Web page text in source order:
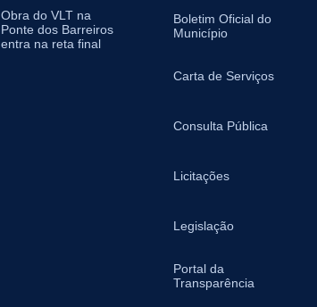
Obra do VLT na
Ponte dos Barreiros
entra na reta final
Boletim Oficial do
Município
Carta de Serviços
Consulta Pública
Licitações
Legislação
Portal da
Transparência